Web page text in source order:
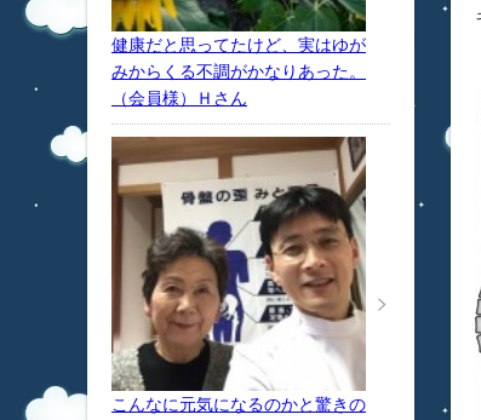
健康だと思ってたけど、実はゆが
みからくる不調がかなりあった。
（会員様）Ｈさん
こんなに元気になるのかと驚きの